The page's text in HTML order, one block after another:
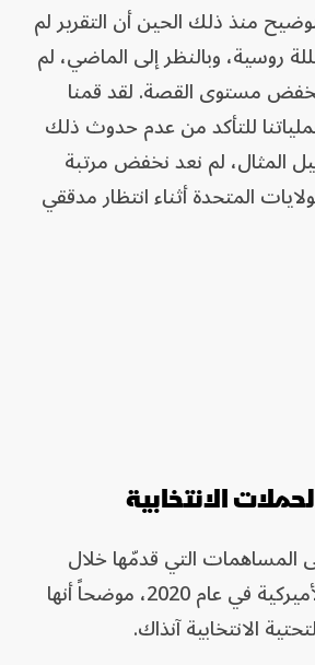
منذ ذلك الحين أن التقرير لم
روسية، وبالنظر إلى الماضي، لم
مستوى القصة. لقد قمنا
للتأكد من عدم حدوث ذلك
المثال، لم نعد نخفض مرتبة
المتحدة أثناء انتظار مدققي
الانتخابية
المساهمات التي قدمّها خلال
انتخابات الرئاسة الأميركية في عام 2020، موضحاً أنها
الانتخابية آنذاك.